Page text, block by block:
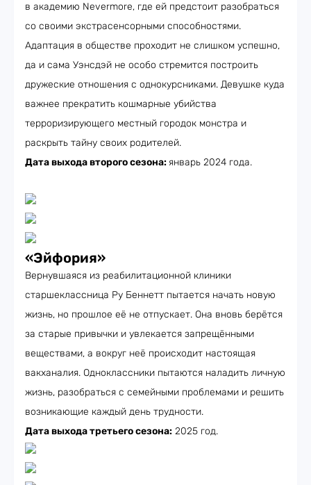
в академию Nevermore, где ей предстоит разобраться
со своими экстрасенсорными способностями.
Адаптация в обществе проходит не слишком успешно,
да и сама Уэнсдэй не особо стремится построить
дружеские отношения с однокурсниками. Девушке куда
важнее прекратить кошмарные убийства
терроризирующего местный городок монстра и
раскрыть тайну своих родителей.
Дата выхода второго сезона: январь 2024 года.
«Эйфория»
Вернувшаяся из реабилитационной клиники
старшеклассница Ру Беннетт пытается начать новую
жизнь, но прошлое её не отпускает. Она вновь берётся
за старые привычки и увлекается запрещёнными
веществами, а вокруг неё происходит настоящая
вакханалия. Одноклассники пытаются наладить личную
жизнь, разобраться с семейными проблемами и решить
возникающие каждый день трудности.
Дата выхода третьего сезона: 2025 год.